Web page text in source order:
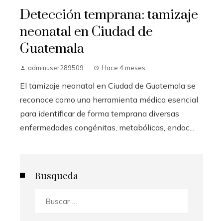
Detección temprana: tamizaje
neonatal en Ciudad de
Guatemala
adminuser289509 Hace 4 meses
El tamizaje neonatal en Ciudad de Guatemala se
reconoce como una herramienta médica esencial
para identificar de forma temprana diversas
enfermedades congénitas, metabólicas, endoc...
Busqueda